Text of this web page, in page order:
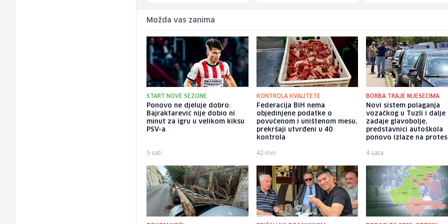
Možda vas zanima
START NOVE SEZONE
Ponovo ne djeluje dobro:
Bajraktarević nije dobio ni
minut za igru u velikom kiksu
PSV-a
5 sati
KONTROLA KVALITETE
Federacija BiH nema
objedinjene podatke o
povučenom i uništenom mesu,
prekršaji utvrđeni u 40
kontrola
42 min
BORBA TRAJE MJESECIMA
Novi sistem polaganja
vozačkog u Tuzli i dalje
zadaje glavobolje,
predstavnici autoškola
ponovo izlaze na
4 sata